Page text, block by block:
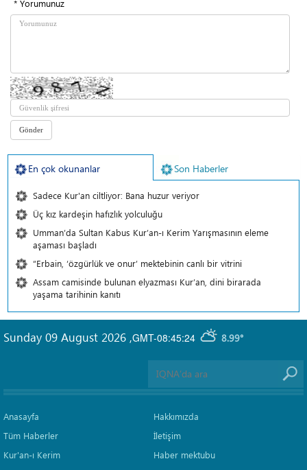
* Yorumunuz
En çok okunanlar Son Haberler
Sadece Kur'an ciltliyor: Bana huzur veriyor
Üç kız kardeşin hafızlık yolculuğu
Umman’da Sultan Kabus Kur’an-ı Kerim Yarışmasının eleme
aşaması başladı
“Erbain, ‘özgürlük ve onur’ mektebinin canlı bir vitrini
Assam camisinde bulunan elyazması Kur’an, dini birarada
yaşama tarihinin kanıtı
GMT-08:45:24 8.99°
Sunday 09 August 2026 ,
Anasayfa
Tüm Haberler
Kur'an-ı Kerim
Hakkımızda
İletişim
Haber mektubu